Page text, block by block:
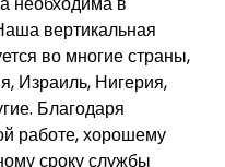
вертикальная
во многие страны,
Израиль, Нигерия,
Благодаря
работе, хорошему
сроку службы